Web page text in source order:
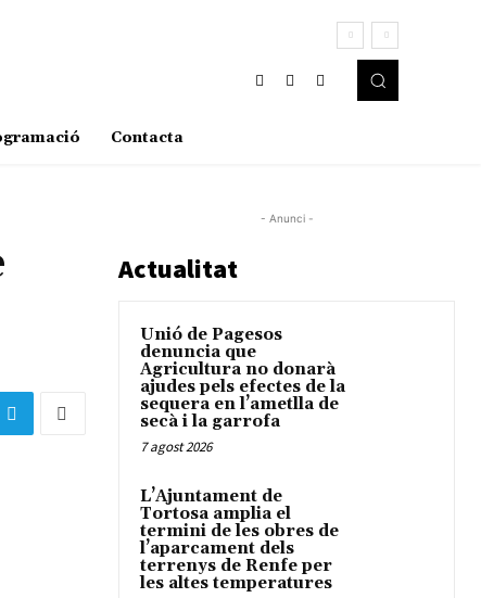
Contacta
- Anunci -
Actualitat
Unió de Pagesos
denuncia que
Agricultura no donarà
ajudes pels efectes de la
sequera en l’ametlla de
secà i la garrofa
7 agost 2026
L’Ajuntament de
Tortosa amplia el
termini de les obres de
l’aparcament dels
terrenys de Renfe per
les altes temperatures